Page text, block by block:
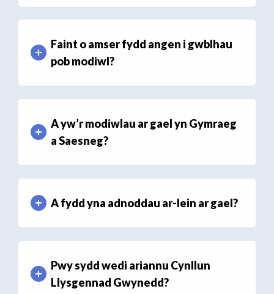
Faint o amser fydd angen i gwblhau
pob modiwl?
A yw’r modiwlau ar gael yn Gymraeg
a Saesneg?
A fydd yna adnoddau ar-lein ar gael?
Pwy sydd wedi ariannu Cynllun
Llysgennad Gwynedd?